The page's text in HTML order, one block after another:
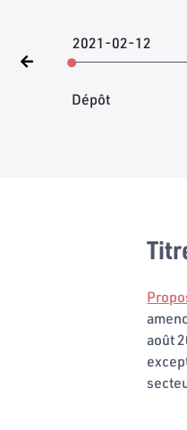
2021-02-12
Dépôt
août